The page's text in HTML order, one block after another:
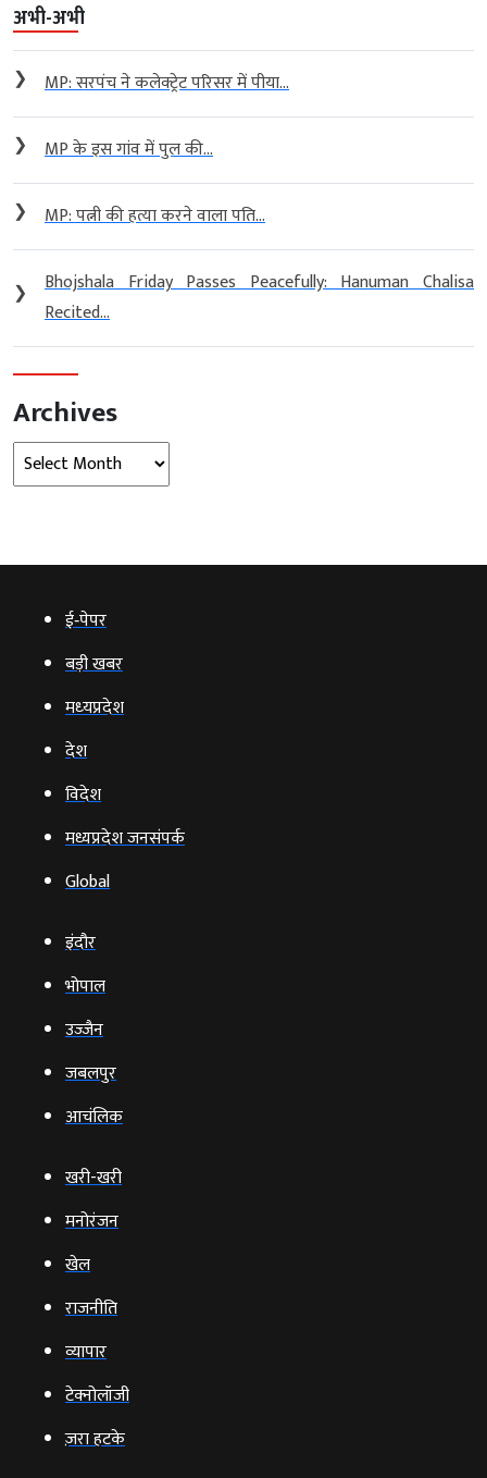
अभी-अभी
❯ MP: सरपंच ने कलेक्ट्रेट परिसर में पीया...
❯ MP के इस गांव में पुल की...
❯ MP: पत्नी की हत्या करने वाला पति...
❯
Bhojshala Friday Passes Peacefully: Hanuman Chalisa
Recited...
Archives
Archives
ई‑पेपर
बड़ी खबर
मध्‍यप्रदेश
देश
विदेश
मध्यप्रदेश जनसंपर्क
Global
इंदौर
भोपाल
उज्‍जैन
जबलपुर
आचंलिक
खरी-खरी
मनोरंजन
खेल
राजनीति
व्‍यापार
टेक्‍नोलॉजी
ज़रा हटके